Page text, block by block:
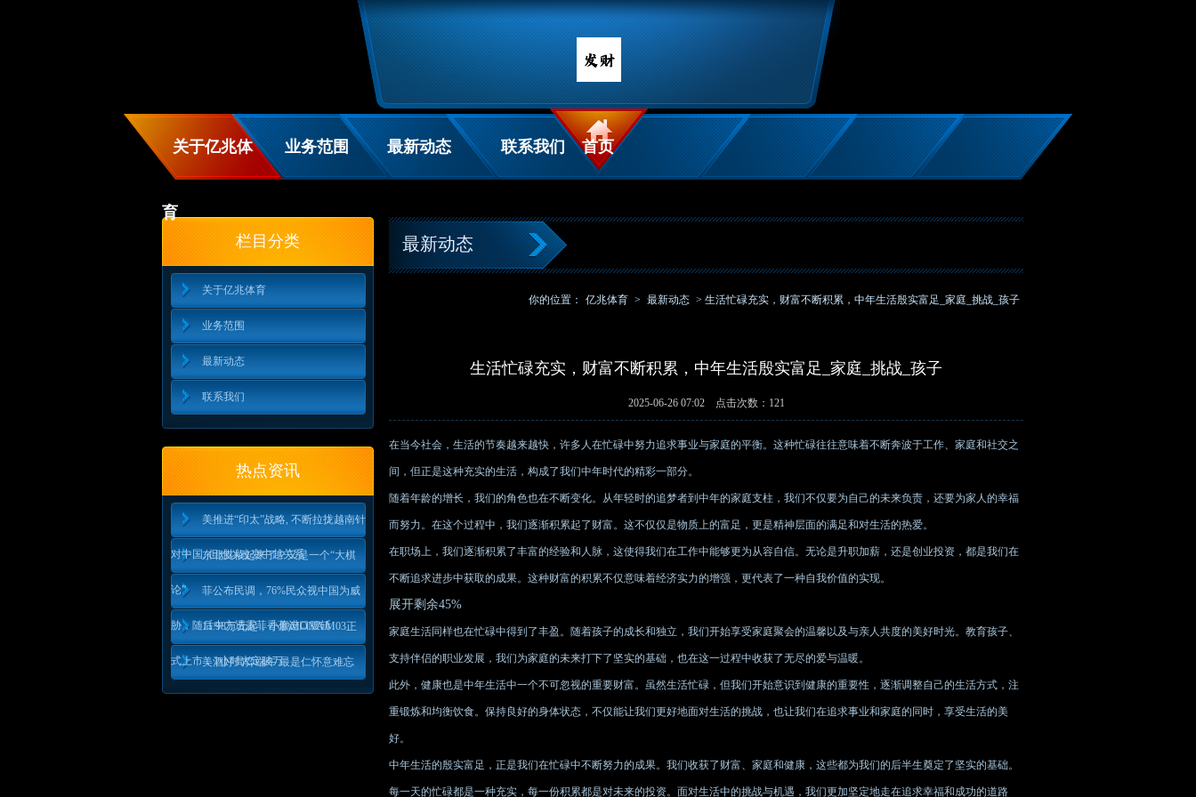
首页
关于亿兆体
育
业务范围 最新动态 联系我们
栏目分类
关于亿兆体育
业务范围
最新动态
联系我们
热点资讯
美推进“印太”战略, 不断拉拢越南针
对中国, 但难以改变中越关系
东北支棱起来了？又是一个“大棋
论” 菲公布民调，76%民众视中国为威
胁，随后中方透露菲香蕉进口腰斩
11.98万元起，小鹏MONA M03正
式上市，1小时大定破万
美酒好局弈端午 最是仁怀意难忘
最新动态
你的位置： 亿兆体育 > 最新动态 > 生活忙碌充实，财富不断积累，中年生活殷实富足_家庭_挑战_孩子
生活忙碌充实，财富不断积累，中年生活殷实富足_家庭_挑战_孩子
2025-06-26 07:02 点击次数：121
在当今社会，生活的节奏越来越快，许多人在忙碌中努力追求事业与家庭的平衡。这种忙碌往往意味着不断奔波于工作、家庭和社交之
间，但正是这种充实的生活，构成了我们中年时代的精彩一部分。
随着年龄的增长，我们的角色也在不断变化。从年轻时的追梦者到中年的家庭支柱，我们不仅要为自己的未来负责，还要为家人的幸福
而努力。在这个过程中，我们逐渐积累起了财富。这不仅仅是物质上的富足，更是精神层面的满足和对生活的热爱。
在职场上，我们逐渐积累了丰富的经验和人脉，这使得我们在工作中能够更为从容自信。无论是升职加薪，还是创业投资，都是我们在
不断追求进步中获取的成果。这种财富的积累不仅意味着经济实力的增强，更代表了一种自我价值的实现。
展开剩余45%
家庭生活同样也在忙碌中得到了丰盈。随着孩子的成长和独立，我们开始享受家庭聚会的温馨以及与亲人共度的美好时光。教育孩子、
支持伴侣的职业发展，我们为家庭的未来打下了坚实的基础，也在这一过程中收获了无尽的爱与温暖。
此外，健康也是中年生活中一个不可忽视的重要财富。虽然生活忙碌，但我们开始意识到健康的重要性，逐渐调整自己的生活方式，注
重锻炼和均衡饮食。保持良好的身体状态，不仅能让我们更好地面对生活的挑战，也让我们在追求事业和家庭的同时，享受生活的美
好。
中年生活的殷实富足，正是我们在忙碌中不断努力的成果。我们收获了财富、家庭和健康，这些都为我们的后半生奠定了坚实的基础。
每一天的忙碌都是一种充实，每一份积累都是对未来的投资。面对生活中的挑战与机遇，我们更加坚定地走在追求幸福和成功的道路